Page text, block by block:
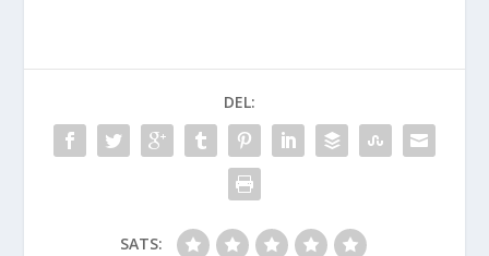
DEL:
SATS: